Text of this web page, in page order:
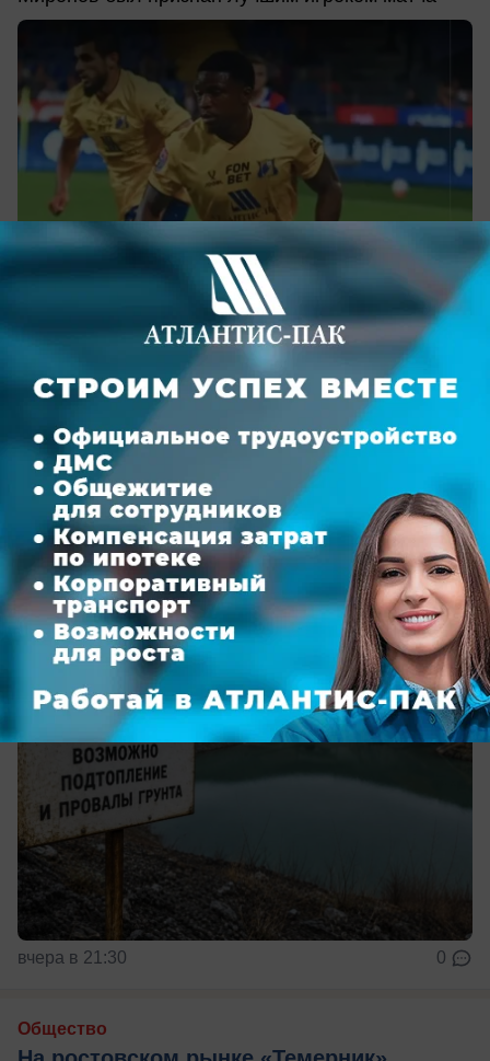
вчера в 22:37 0
Общество
В Ростовской области контролируют
риски подтопления из подземных шахт
Угольные шахты продолжают ликвидировать
сразу в пяти районах
вчера в 21:30 0
Общество